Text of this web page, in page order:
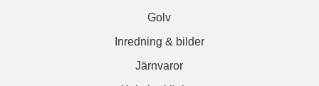
Golv
Inredning & bilder
Järnvaror